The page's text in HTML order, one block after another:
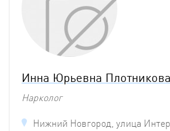
Инна Юрьевна Плотникова
Нарколог
Нижний Новгород, улица